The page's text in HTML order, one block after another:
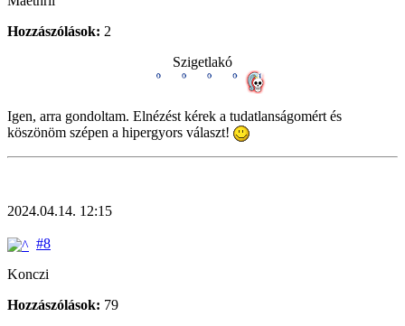
Hozzászólások: 2
Szigetlakó
Igen, arra gondoltam. Elnézést kérek a tudatlanságomért és
köszönöm szépen a hipergyors választ!
2024.04.14. 12:15
#8
Konczi
Hozzászólások: 79